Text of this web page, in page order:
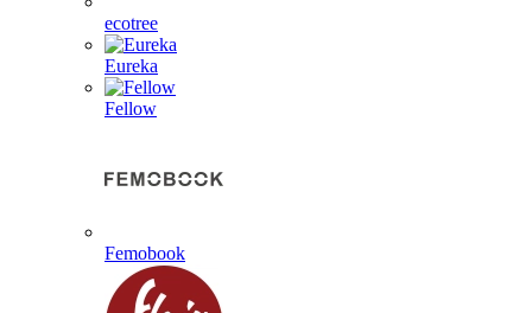
ecotree
Eureka
Fellow
Femobook